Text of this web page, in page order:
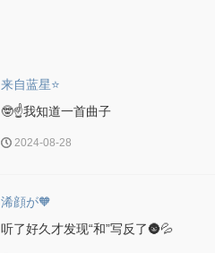
来自蓝星⭐
🤓☝️我知道一首曲子
2024-08-28
浠顔が🧡
听了好久才发现“和”写反了🌚💦